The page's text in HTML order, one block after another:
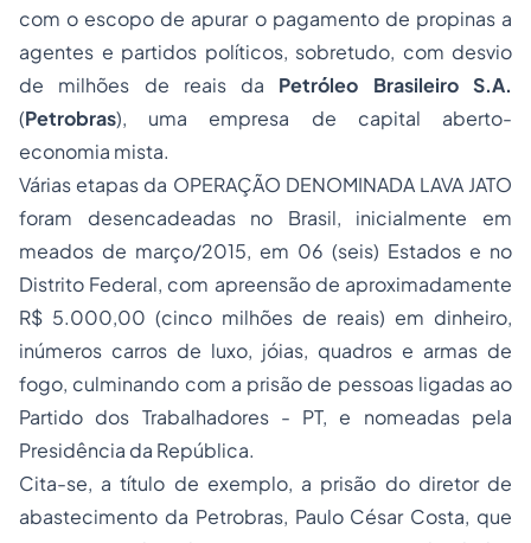
com o escopo de apurar o pagamento de propinas a
agentes e partidos políticos, sobretudo, com desvio
de milhões de reais da Petróleo Brasileiro S.A.
(Petrobras), uma empresa de capital aberto-
economia mista.
Várias etapas da OPERAÇÃO DENOMINADA LAVA JATO
foram desencadeadas no Brasil, inicialmente em
meados de março/2015, em 06 (seis) Estados e no
Distrito Federal, com apreensão de aproximadamente
R$ 5.000,00 (cinco milhões de reais) em dinheiro,
inúmeros carros de luxo, jóias, quadros e armas de
fogo, culminando com a prisão de pessoas ligadas ao
Partido dos Trabalhadores - PT, e nomeadas pela
Presidência da República.
Cita-se, a título de exemplo, a prisão do diretor de
abastecimento da Petrobras, Paulo César Costa, que